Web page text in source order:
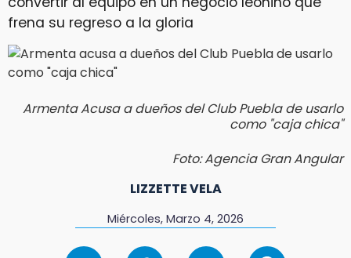
frena su regreso a la gloria
Armenta Acusa a dueños del Club Puebla de usarlo
como "caja chica"
Foto: Agencia Gran Angular
LIZZETTE VELA
Miércoles, Marzo 4, 2026